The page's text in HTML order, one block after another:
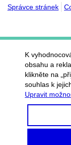
Správce stránek
K
obsahu a
klikněte na
souhlas k
Upravit